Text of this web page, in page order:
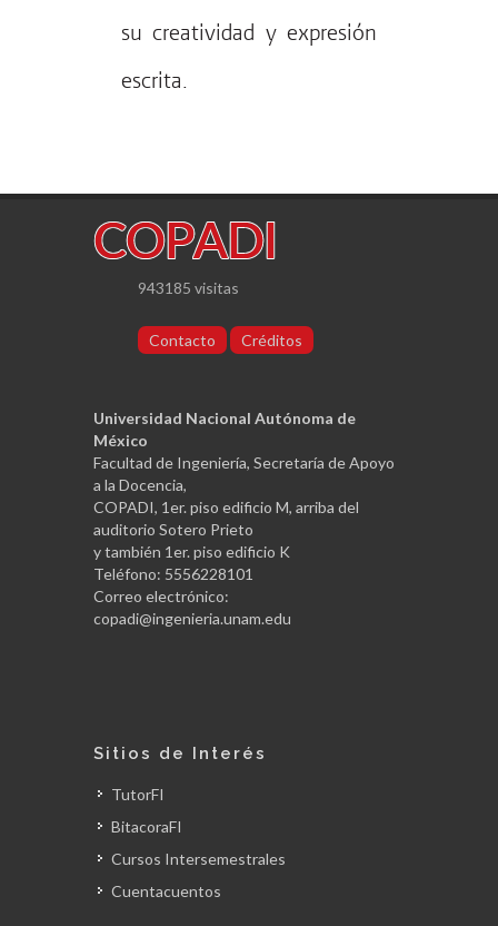
su creatividad y expresión
escrita.
943185 visitas
Contacto Créditos
Universidad Nacional Autónoma de
México
Facultad de Ingeniería, Secretaría de Apoyo
a la Docencia,
COPADI, 1er. piso edificio M, arriba del
auditorio Sotero Prieto
y también 1er. piso edificio K
Teléfono: 5556228101
Correo electrónico:
copadi@ingenieria.unam.edu
Sitios de Interés
TutorFI
BitacoraFI
Cursos Intersemestrales
Cuentacuentos